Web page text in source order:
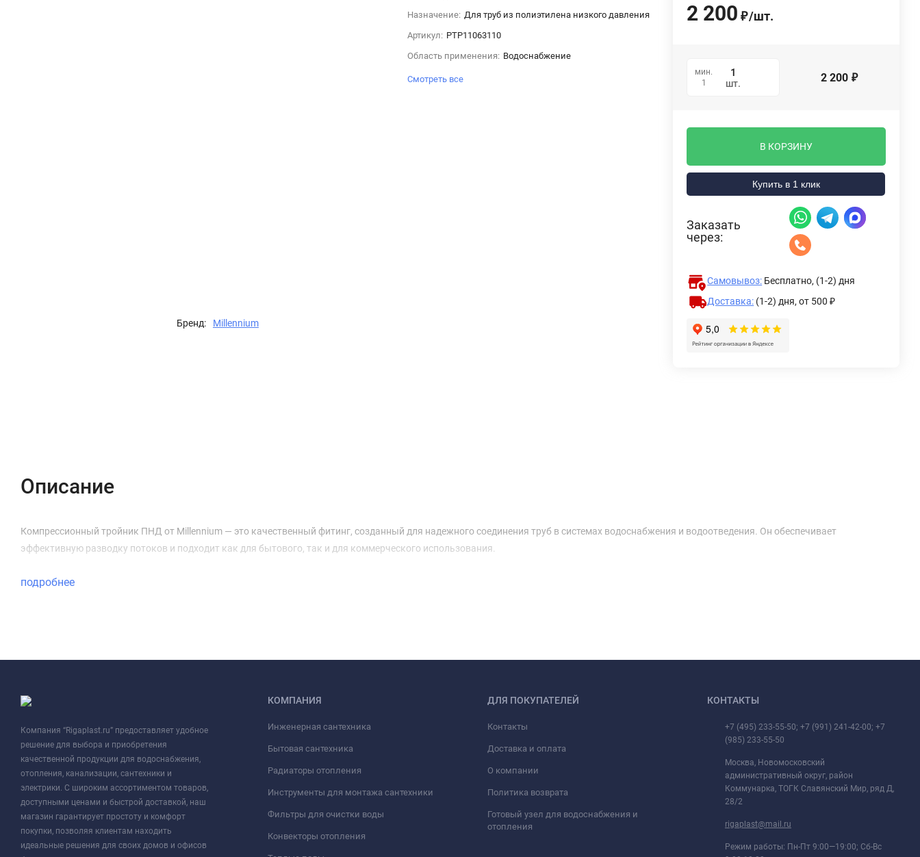
Бренд: Millennium
Назначение: Для труб из полиэтилена низкого давления
Артикул: PTP11063110
Область применения: Водоснабжение
Смотреть все
2 200 ₽/шт.
мин.
1
шт. 2 200 ₽
В КОРЗИНУ
Купить в 1 клик
Заказать
через:
Самовывоз: Бесплатно, (1-2) дня
Доставка: (1-2) дня,от 500 ₽
Описание
Компрессионный тройник ПНД от Millennium — это качественный фитинг, созданный для надежного соединения труб в системах водоснабжения и водоотведения. Он обеспечивает
эффективную разводку потоков и подходит как для бытового, так и для коммерческого использования.
подробнее
Компания “Rigaplast.ru” предоставляет удобное
решение для выбора и приобретения
качественной продукции для водоснабжения,
отопления, канализации, сантехники и
электрики. С широким ассортиментом товаров,
доступными ценами и быстрой доставкой, наш
магазин гарантирует простоту и комфорт
покупки, позволяя клиентам находить
идеальные решения для своих домов и офисов
КОМПАНИЯ
Инженерная сантехника
Бытовая сантехника
Радиаторы отопления
Инструменты для монтажа сантехники
Фильтры для очистки воды
Конвекторы отопления
ДЛЯ ПОКУПАТЕЛЕЙ
Контакты
Доставка и оплата
О компании
Политика возврата
Готовый узел для водоснабжения и
отопления
КОНТАКТЫ
+7 (495) 233-55-50; +7 (991) 241-42-00; +7
(985) 233-55-50
Москва, Новомосковский
административный округ, район
Коммунарка, ТОГК Славянский Мир, ряд Д,
28/2
rigaplast@mail.ru
Режим работы: Пн-Пт 9:00—19:00; Сб-Вс